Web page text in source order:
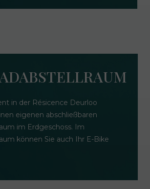
in der Résicence Deurloo
eigenen abschließbaren
im Erdgeschoss. Im
können Sie auch Ihr E-Bike